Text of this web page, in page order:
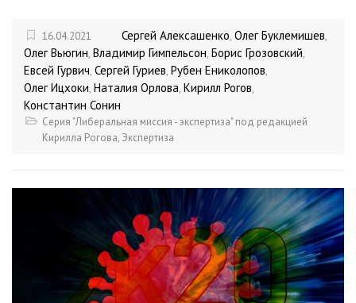
16.04.2021 Сергей Алексашенко, Олег Буклемишев,
Олег Вьюгин, Владимир Гимпельсон, Борис Грозовский,
Евсей Гурвич, Сергей Гуриев, Рубен Ениколопов,
Олег Ицхоки, Наталия Орлова, Кирилл Рогов,
Константин Сонин
Серия "Либеральная миссия - экспертиза" под редакцией
Кирилла Рогова, Экспертиза